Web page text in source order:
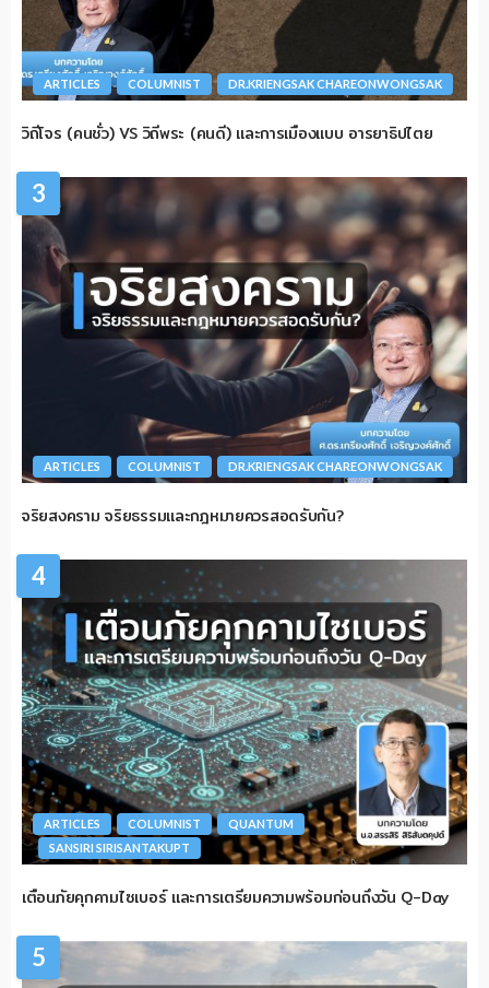
ARTICLES COLUMNIST DR.KRIENGSAK CHAREONWONGSAK
วิถีโจร (คนชั่ว) VS วิถีพระ (คนดี) และการเมืองแบบ อารยาธิปไตย
3
ARTICLES COLUMNIST DR.KRIENGSAK CHAREONWONGSAK
จริยสงคราม จริยธรรมและกฎหมายควรสอดรับกัน?
4
ARTICLES COLUMNIST
QUANTUM
SANSIRI SIRISANTAKUPT
เตือนภัยคุกคามไซเบอร์ และการเตรียมความพร้อมก่อนถึงวัน Q-Day
5